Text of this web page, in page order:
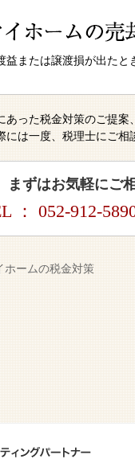
益または譲渡損が出たと
あった税金対策のご提案
には一度、税理士にご相
まずはお気軽にご
： 052-912-
ホームの税金対策